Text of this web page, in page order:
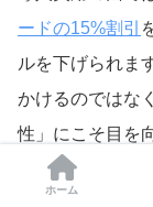
ードの15%割引
ルを下げられま
かけるのではな
性」にこそ目を
ホーム